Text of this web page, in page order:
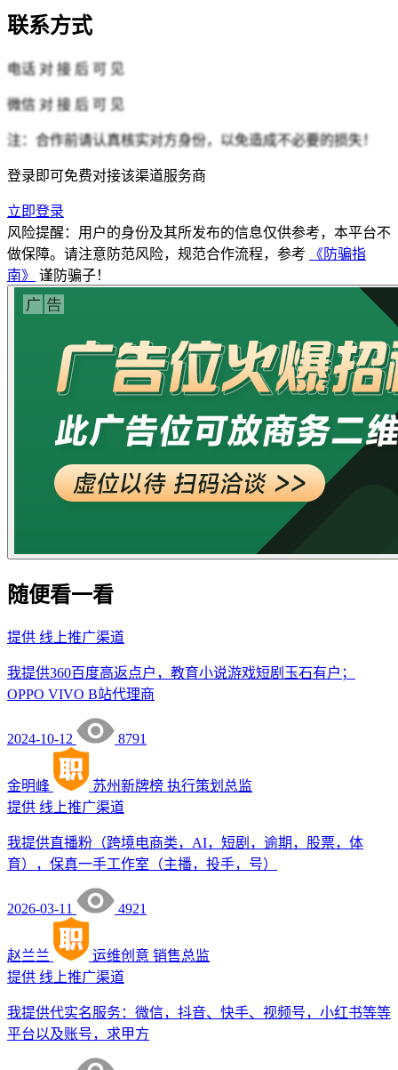
联系方式
电话 对 接 后 可 见
微信 对 接 后 可 见
注：合作前请认真核实对方身份，以免造成不必要的损失！
登录即可免费对接该渠道服务商
立即登录
风险提醒：用户的身份及其所发布的信息仅供参考，本平台不
做保障。请注意防范风险，规范合作流程，参考
《防骗指
南》
谨防骗子！
随便看一看
提供 线上推广渠道
我提供360百度高返点户，教育小说游戏短剧玉石有户；
OPPO VIVO B站代理商
2024-10-12 8791
金明峰 苏州新牌榜 执行策划总监
提供 线上推广渠道
我提供直播粉（跨境电商类，AI，短剧，逾期，股票，体
育），保真一手工作室（主播，投手，号）
2026-03-11 4921
赵兰兰 运维创意 销售总监
提供 线上推广渠道
我提供代实名服务：微信，抖音、快手、视频号，小红书等等
平台以及账号，求甲方